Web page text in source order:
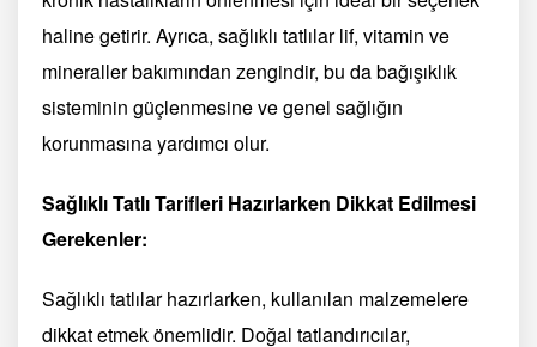
haline getirir. Ayrıca, sağlıklı tatlılar lif, vitamin ve
mineraller bakımından zengindir, bu da bağışıklık
sisteminin güçlenmesine ve genel sağlığın
korunmasına yardımcı olur.
Sağlıklı Tatlı Tarifleri Hazırlarken Dikkat Edilmesi
Gerekenler:
Sağlıklı tatlılar hazırlarken, kullanılan malzemelere
dikkat etmek önemlidir. Doğal tatlandırıcılar,